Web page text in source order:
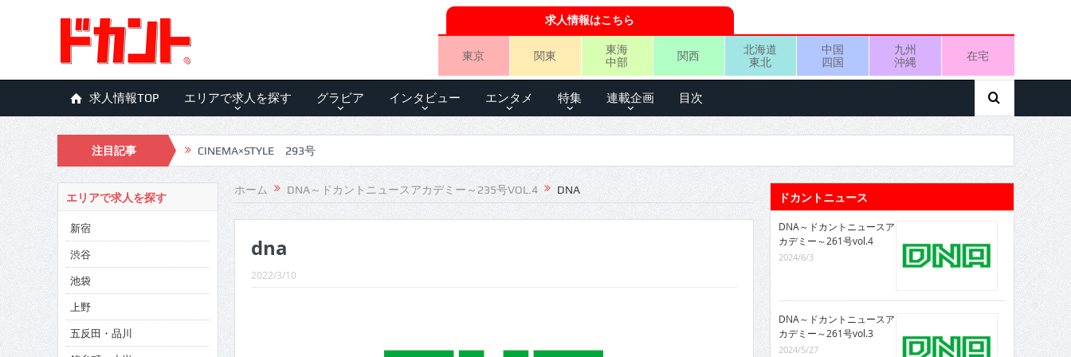
求人情報はこちら
東京 関東
東海
中部
関西
北海道
東北
中国
四国
九州
沖縄
在宅
求人情報TOP エリアで求人を探す グラビア インタビュー エンタメ 特集 連載企画 目次
注目記事 CINEMA×STYLE 293号
CINEMA×STYLE 292号
CINEMA×STYLE 291号
CINEMA×STYLE 290号
CINEMA×STYLE 289号
CINEMA×STYLE 288号
ホーム DNA～ドカントニュースアカデミー～235号VOL.4 DNA
dna
2022/3/10
エリアで求人を探す
新宿
渋谷
池袋
上野
五反田・品川
ドカントニュース
DNA～ドカントニュースア
カデミー～261号vol.4
2024/6/3
DNA～ドカントニュースア
カデミー～261号vol.3
2024/5/27